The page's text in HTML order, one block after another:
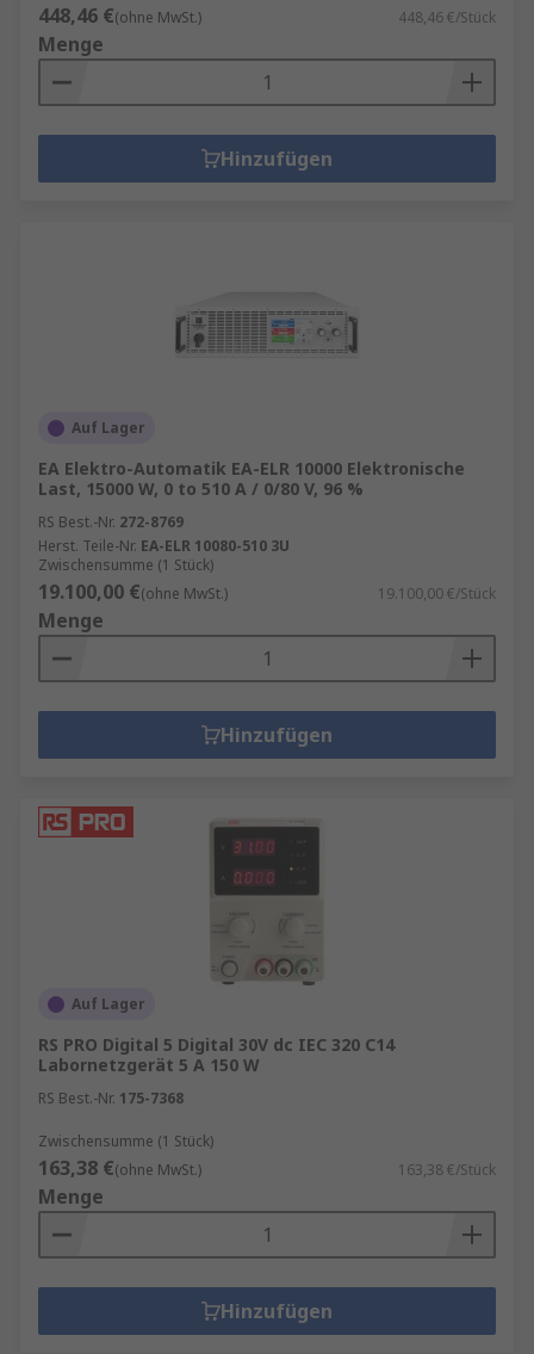
448,46 €(ohne MwSt.) 448,46 €/Stück
Menge
Hinzufügen
Auf Lager
EA Elektro-Automatik EA-ELR 10000 Elektronische
Last, 15000 W, 0 to 510 A / 0/80 V, 96 %
RS Best.-Nr. 272-8769
Herst. Teile-Nr. EA-ELR 10080-510 3U
Zwischensumme (1 Stück)
19.100,00 €(ohne MwSt.) 19.100,00 €/Stück
Menge
Hinzufügen
Auf Lager
RS PRO Digital 5 Digital 30V dc IEC 320 C14
Labornetzgerät 5 A 150 W
RS Best.-Nr. 175-7368
Zwischensumme (1 Stück)
163,38 €(ohne MwSt.) 163,38 €/Stück
Menge
Hinzufügen